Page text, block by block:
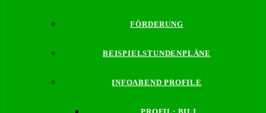
FÖRDERUNG
BEISPIELSTUNDENPLÄNE
INFOABEND PROFILE